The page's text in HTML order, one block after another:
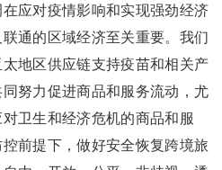
应对疫情影响和实现强劲经济
通的区域经济至关重要。我们
地区供应链支持疫苗和相关产
努力促进商品和服务流动，尤
卫生和经济危机的商品和服
前提下，做好安全恢复跨境旅